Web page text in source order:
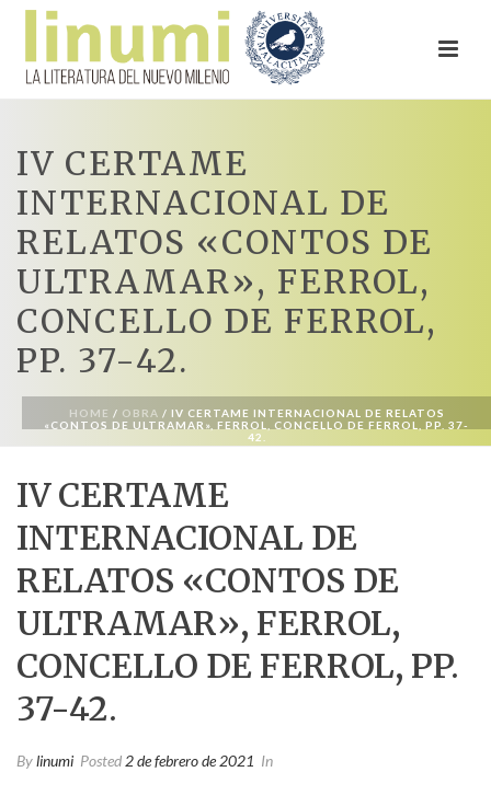
IV CERTAME
INTERNACIONAL DE
RELATOS «CONTOS DE
ULTRAMAR», FERROL,
CONCELLO DE FERROL,
PP. 37-42.
HOME / OBRA / IV CERTAME INTERNACIONAL DE RELATOS
«CONTOS DE ULTRAMAR», FERROL, CONCELLO DE FERROL, PP. 37-
42.
IV CERTAME
INTERNACIONAL DE
RELATOS «CONTOS DE
ULTRAMAR», FERROL,
CONCELLO DE FERROL, PP.
37-42.
Bylinumi Posted 2 de febrero de 2021 In